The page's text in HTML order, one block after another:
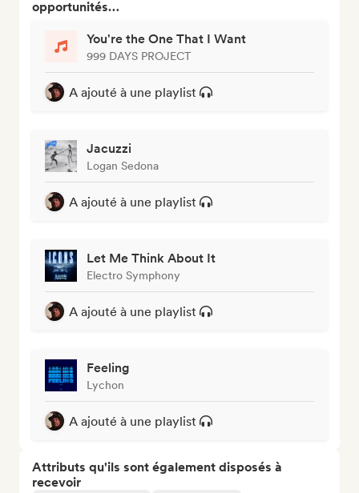
opportunités…
You're the One That I Want
999 DAYS PROJECT
A ajouté à une playlist
Jacuzzi
Logan Sedona
A ajouté à une playlist
Let Me Think About It
Electro Symphony
A ajouté à une playlist
Feeling
Lychon
A ajouté à une playlist
Attributs qu'ils sont également disposés à
recevoir